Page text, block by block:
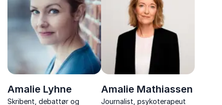
alkoholisme og vejen til
forandring.
historier.
Amalie Lyhne
Skribent, debattør og
Amalie Mathiassen
Journalist, psykoterapeut